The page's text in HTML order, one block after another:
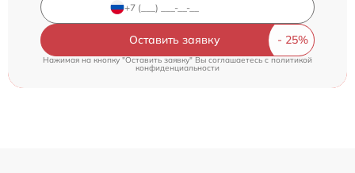
Оставить заявку
Нажимая на кнопку "Оставить заявку" Вы соглашаетесь cполитикой
конфиденциальности